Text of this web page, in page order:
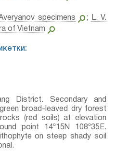
specimens ;
L. V.
of Vietnam
District. Secondary and
broad-leaved dry forest
(red soils) at elevation
point 14º15N 108º35E.
on steep shady soil